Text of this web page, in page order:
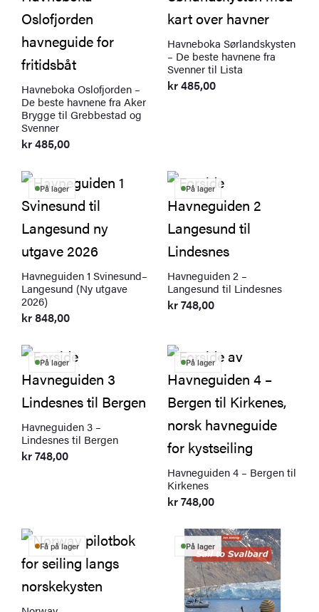
Havneboka Oslofjorden –
De beste havnene fra Aker
Brygge til Grebbestad og
Svenner
kr485,00
Havneboka Sørlandskysten
– De beste havnene fra
Svenner til Lista
kr485,00
På lager
Havneguiden 1 Svinesund–
Langesund (Ny utgave
2026)
kr848,00
På lager
Havneguiden 2 –
Langesund til Lindesnes
kr748,00
På lager
Havneguiden 3 –
Lindesnes til Bergen
kr748,00
På lager
Havneguiden 4 – Bergen til
Kirkenes
kr748,00
Få på lager På lager